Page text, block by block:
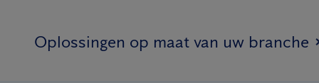
Oplossingen op maat van uw branche